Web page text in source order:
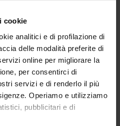
cookie
analitici e di profilazione di
delle modalità preferite di
online per migliorare la
per consentirci di
servizi e di renderlo il più
Operiamo e utilizziamo
pubblicitari e di